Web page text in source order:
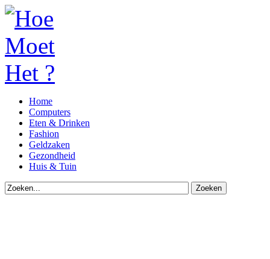
Home
Computers
Eten & Drinken
Fashion
Geldzaken
Gezondheid
Huis & Tuin